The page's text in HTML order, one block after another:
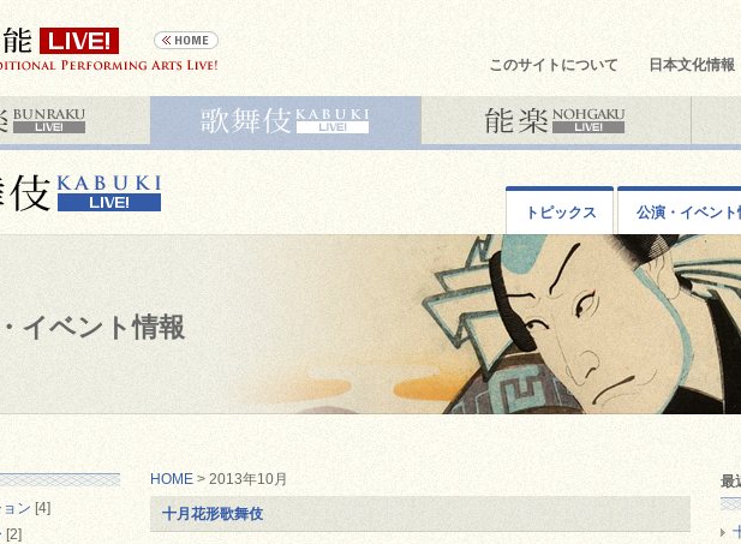
このサイトについて 日本文化情報
トピックス 公演・イベント
イベント情報
HOME > 2013年10月
十月花形歌舞伎
ン [4]
[2]
最